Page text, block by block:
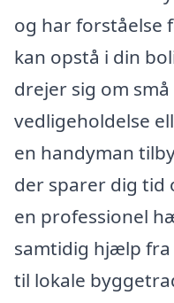
og har forståelse
kan opstå i din
drejer sig om
vedligeholdelse
en handyman
der sparer dig tid
en professionel
samtidig hjælp fra
til lokale